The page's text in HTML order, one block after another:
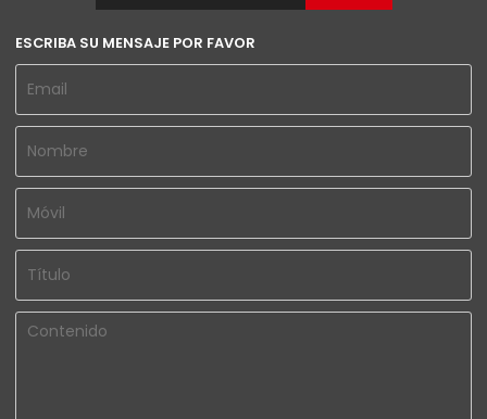
ESCRIBA SU MENSAJE POR FAVOR